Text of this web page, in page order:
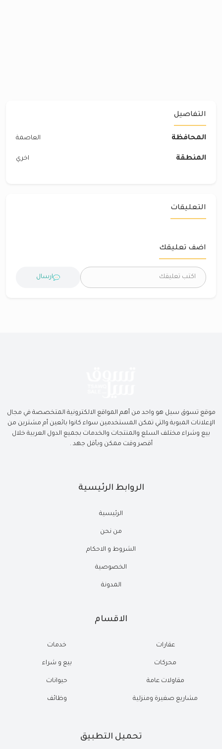
التفاصيل
المحافظة العاصمة
المنطقة اخري
التعليقات
اضف تعليقك
ارسال
موقع تسوق سيل هو واحد من أهم المواقع الالكترونية المتخصصة في مجال
الإعلانات المبوبة والتي تمكن المستخدمين سواء كانوا بائعين أم مشترين من
بيع وشراء مختلف السلع والمنتجات والخدمات بجميع الدول العربية خلال
أقصر وقت ممكن وبأقل جهد .
الروابط الرئيسية
الرئيسية
من نحن
الشروط و الاحكام
الخصوصية
المدونة
الاقسام
عقارات
محركات
مقاولات عامة
مشاريع صغيرة ومنزلية
خدمات
بيع و شراء
حيوانات
وظائف
تحميل التطبيق